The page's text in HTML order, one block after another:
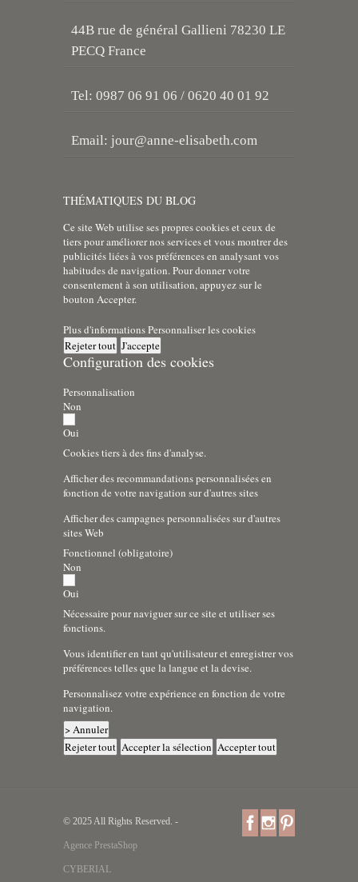
44B rue de général Gallieni 78230 LE
PECQ France
Tel: 0987 06 91 06 / 0620 40 01 92
Email: jour@anne-elisabeth.com
THÉMATIQUES DU BLOG
Ce site Web utilise ses propres cookies et ceux de
tiers pour améliorer nos services et vous montrer des
publicités liées à vos préférences en analysant vos
habitudes de navigation. Pour donner votre
consentement à son utilisation, appuyez sur le
bouton Accepter.
Plus d'informationsPersonnaliser les cookies
Rejeter tout J'accepte
Configuration des cookies
Personnalisation
Non
Oui
Cookies tiers à des fins d'analyse.
Afficher des recommandations personnalisées en
fonction de votre navigation sur d'autres sites
Afficher des campagnes personnalisées sur d'autres
sites Web
Fonctionnel (obligatoire)
Non
Oui
Nécessaire pour naviguer sur ce site et utiliser ses
fonctions.
Vous identifier en tant qu'utilisateur et enregistrer vos
préférences telles que la langue et la devise.
Personnalisez votre expérience en fonction de votre
navigation.
> Annuler
Rejeter tout Accepter la sélection Accepter tout
© 2025 All Rights Reserved. -
Agence PrestaShop
CYBERIAL